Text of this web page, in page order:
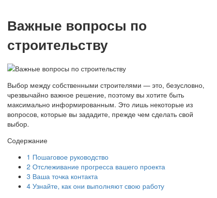
Важные вопросы по
строительству
Выбор между собственными строителями — это, безусловно,
чрезвычайно важное решение, поэтому вы хотите быть
максимально информированным. Это лишь некоторые из
вопросов, которые вы зададите, прежде чем сделать свой
выбор.
Содержание
1 Пошаговое руководство
2 Отслеживание прогресса вашего проекта
3 Ваша точка контакта
4 Узнайте, как они выполняют свою работу